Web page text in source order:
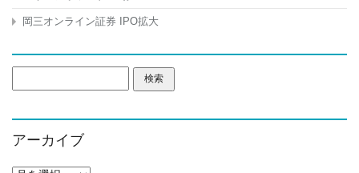
岡三オンライン証券 IPO拡大
索:
アーカイブ